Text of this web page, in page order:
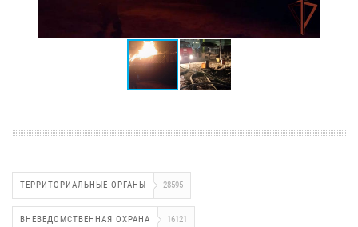
ТЕРРИТОРИАЛЬНЫЕ ОРГАНЫ 28595
ВНЕВЕДОМСТВЕННАЯ ОХРАНА 16121